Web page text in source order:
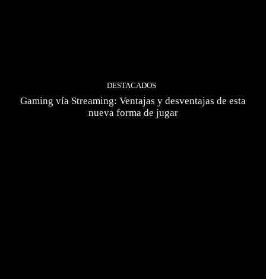
DESTACADOS
Gaming vía Streaming: Ventajas y desventajas de esta
nueva forma de jugar